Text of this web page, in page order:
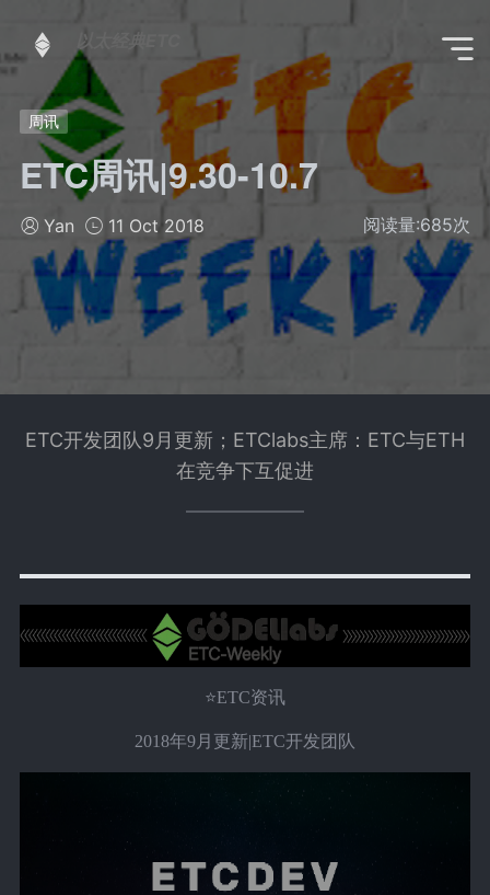
以太经典ETC
周讯
ETC周讯|9.30-10.7
Yan 11 Oct 2018 阅读量:685次
ETC开发团队9月更新；ETClabs主席：ETC与ETH
在竞争下互促进
⭐ETC资讯
2018年9月更新|ETC开发团队